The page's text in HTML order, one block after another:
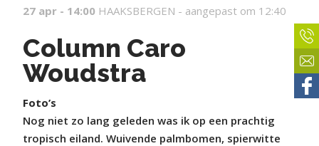
27 apr - 14:00 HAAKSBERGEN - aangepast om 12:40
Column Caro
Woudstra
Foto’s
Nog niet zo lang geleden was ik op een prachtig
tropisch eiland. Wuivende palmbomen, spierwitte